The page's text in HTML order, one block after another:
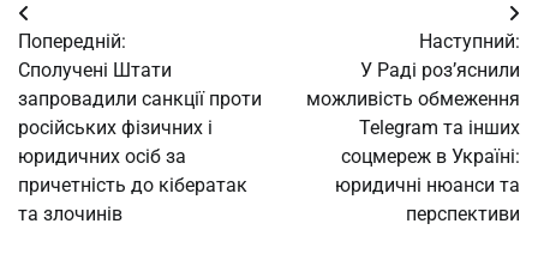
Навігація
записів
Попередній:
Сполучені Штати
запровадили санкції проти
російських фізичних і
юридичних осіб за
причетність до кібератак
та злочинів
Наступний:
У Раді роз’яснили
можливість обмеження
Telegram та інших
соцмереж в Україні:
юридичні нюанси та
перспективи